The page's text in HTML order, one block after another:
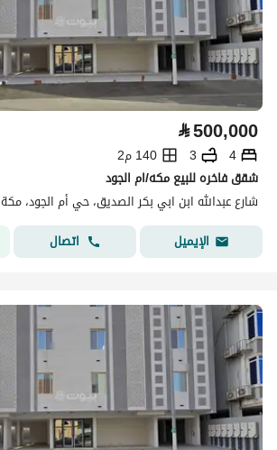
⃁500,000
4
3
140 م2
شقق فاخره للبيع مكه/ام الجود
شارع عبدالله ابن ابي بكر الصديق، حي أم الجود، مكة
الإيميل
اتصال